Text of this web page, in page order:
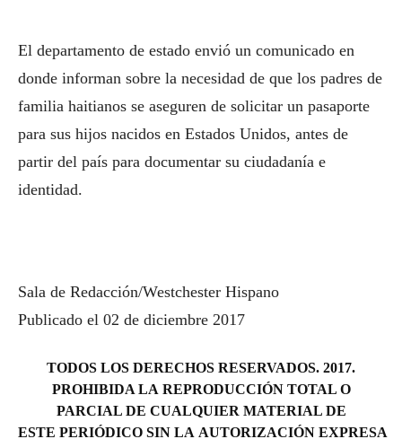
El departamento de estado envió un comunicado en
donde informan sobre la necesidad de que los padres de
familia haitianos se aseguren de solicitar un pasaporte
para sus hijos nacidos en Estados Unidos, antes de
partir del país para documentar su ciudadanía e
identidad.
Sala de Redacción/Westchester Hispano
Publicado el 02 de diciembre 2017
TODOS LOS DERECHOS RESERVADOS. 2017.
PROHIBIDA LA REPRODUCCIÓN TOTAL O
PARCIAL DE CUALQUIER MATERIAL DE
ESTE PERIÓDICO SIN LA AUTORIZACIÓN EXPRESA